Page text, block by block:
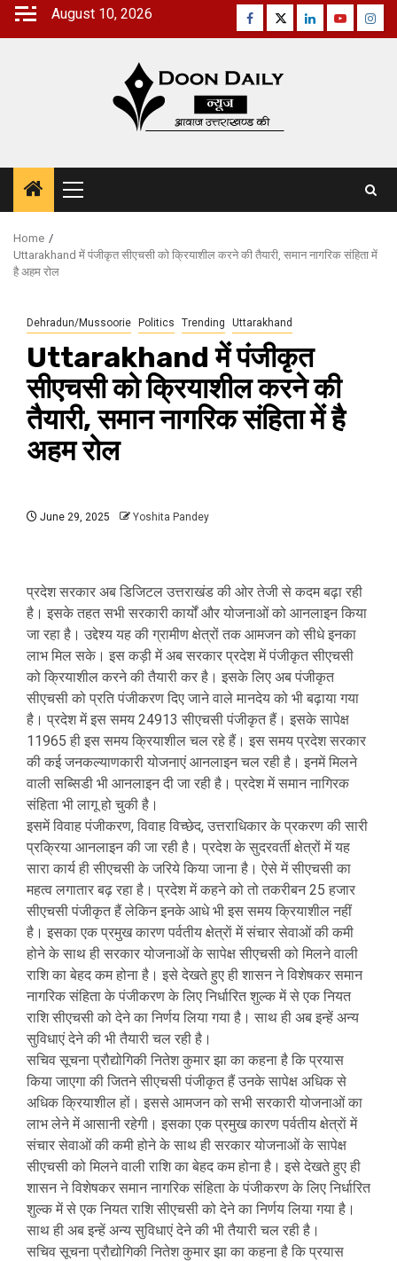
Skip
August 10, 2026 Facebook
TwitterLinkedinYoutube
Primary
Menu
Home
Uttarakhand में पंजीकृत सीएचसी को क्रियाशील करने की तैयारी, समान नागरिक संहिता में
है अहम रोल
Dehradun/Mussoorie Politics Trending Uttarakhand
Uttarakhand में पंजीकृत
सीएचसी को क्रियाशील करने की
तैयारी, समान नागरिक संहिता में है
अहम रोल
June 29, 2025 Yoshita Pandey
प्रदेश सरकार अब डिजिटल उत्तराखंड की ओर तेजी से कदम बढ़ा रही
है। इसके तहत सभी सरकारी कार्यों और योजनाओं को आनलाइन किया
जा रहा है। उद्देश्य यह की ग्रामीण क्षेत्रों तक आमजन को सीधे इनका
लाभ मिल सके। इस कड़ी में अब सरकार प्रदेश में पंजीकृत सीएचसी
को क्रियाशील करने की तैयारी कर है। इसके लिए अब पंजीकृत
सीएचसी को प्रति पंजीकरण दिए जाने वाले मानदेय को भी बढ़ाया गया
है। प्रदेश में इस समय 24913 सीएचसी पंजीकृत हैं। इसके सापेक्ष
11965 ही इस समय क्रियाशील चल रहे हैं। इस समय प्रदेश सरकार
की कई जनकल्याणकारी योजनाएं आनलाइन चल रही है। इनमें मिलने
वाली सब्सिडी भी आनलाइन दी जा रही है। प्रदेश में समान नागिरक
संहिता भी लागू हो चुकी है।
इसमें विवाह पंजीकरण, विवाह विच्छेद, उत्तराधिकार के प्रकरण की सारी
प्रक्रिया आनलाइन की जा रही है। प्रदेश के सुदरवर्ती क्षेत्रों में यह
सारा कार्य ही सीएचसी के जरिये किया जाना है। ऐसे में सीएचसी का
महत्व लगातार बढ़ रहा है। प्रदेश में कहने को तो तकरीबन 25 हजार
सीएचसी पंजीकृत हैं लेकिन इनके आधे भी इस समय क्रियाशील नहीं
है। इसका एक प्रमुख कारण पर्वतीय क्षेत्राें में संचार सेवाओं की कमी
होने के साथ ही सरकार योजनाओं के सापेक्ष सीएचसी को मिलने वाली
राशि का बेहद कम होना है। इसे देखते हुए ही शासन ने विशेषकर समान
नागरिक संहिता के पंजीकरण के लिए निर्धारित शुल्क में से एक नियत
राशि सीएचसी को देने का निर्णय लिया गया है। साथ ही अब इन्हें अन्य
सुविधाएं देने की भी तैयारी चल रही है।
सचिव सूचना प्रौद्योगिकी नितेश कुमार झा का कहना है कि प्रयास
किया जाएगा की जितने सीएचसी पंजीकृत हैं उनके सापेक्ष अधिक से
अधिक क्रियाशील हों। इससे आमजन को सभी सरकारी योजनाओं का
लाभ लेने में आसानी रहेगी। इसका एक प्रमुख कारण पर्वतीय क्षेत्राें में
संचार सेवाओं की कमी होने के साथ ही सरकार योजनाओं के सापेक्ष
सीएचसी को मिलने वाली राशि का बेहद कम होना है। इसे देखते हुए ही
शासन ने विशेषकर समान नागरिक संहिता के पंजीकरण के लिए निर्धारित
शुल्क में से एक नियत राशि सीएचसी को देने का निर्णय लिया गया है।
साथ ही अब इन्हें अन्य सुविधाएं देने की भी तैयारी चल रही है।
सचिव सूचना प्रौद्योगिकी नितेश कुमार झा का कहना है कि प्रयास